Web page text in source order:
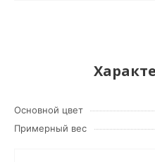
Основной цвет
Примерный вес